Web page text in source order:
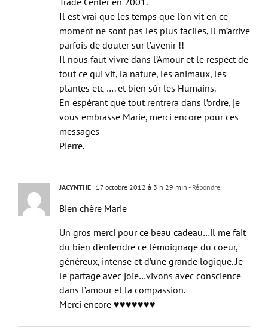
Trade Center en 2001.
Il est vrai que les temps que l’on vit en ce
moment ne sont pas les plus faciles, il m’arrive
parfois de douter sur l’avenir !!
Il nous faut vivre dans l’Amour et le respect de
tout ce qui vit, la nature, les animaux, les
plantes etc …. et bien sûr les Humains.
En espérant que tout rentrera dans l’ordre, je
vous embrasse Marie, merci encore pour ces
messages
Pierre.
JACYNTHE 17 octobre 2012 à 3 h 29 min - Répondre
Bien chère Marie
Un gros merci pour ce beau cadeau…il me fait
du bien d’entendre ce témoignage du coeur,
généreux, intense et d’une grande logique. Je
le partage avec joie…vivons avec conscience
dans l’amour et la compassion.
Merci encore ♥♥♥♥♥♥♥